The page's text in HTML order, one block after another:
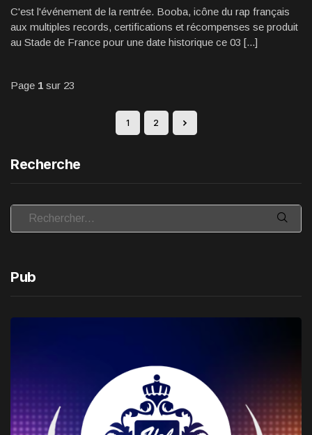
C'est l'événement de la rentrée. Booba, icône du rap français
aux multiples records, certifications et récompenses se produit
au Stade de France pour une date historique ce 03 [...]
Page 1 sur 23
1 2
Recherche
Pub